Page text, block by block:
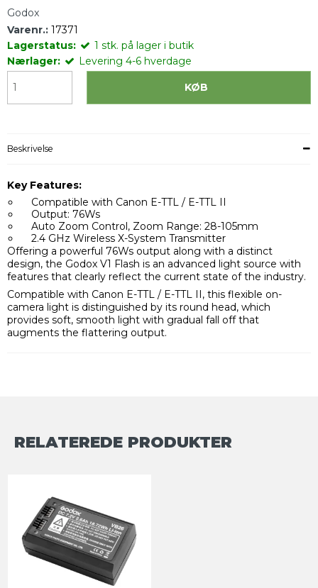
Godox
Varenr.: 17371
Lagerstatus:
1 stk. på lager i butik
Nærlager:
Levering 4-6 hverdage
KØB
Beskrivelse
Key Features:
Compatible with Canon E-TTL / E-TTL II
Output: 76Ws
Auto Zoom Control, Zoom Range: 28-105mm
2.4 GHz Wireless X-System Transmitter
Offering a powerful 76Ws output along with a distinct
design, the Godox V1 Flash is an advanced light source with
features that clearly reflect the current state of the industry.
Compatible with Canon E-TTL / E-TTL II, this flexible on-
camera light is distinguished by its round head, which
provides soft, smooth light with gradual fall off that
augments the flattering output.
RELATEREDE PRODUKTER